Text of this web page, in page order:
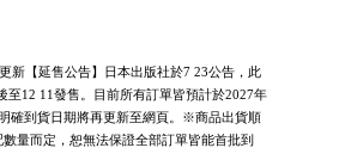
新【延售公告】日本出版社於7 23公告，此
至12 11發售。目前所有訂單皆預計於2027年
確到貨日期將再更新至網頁。※商品出貨順
量而定，恕無法保證全部訂單皆能首批到